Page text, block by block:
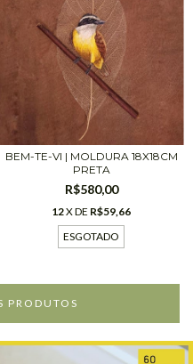
BEM-TE-VI | MOLDURA 18X18CM
PRETA
R$580,00
12X DE R$59,66
ESGOTADO
PRODUTOS